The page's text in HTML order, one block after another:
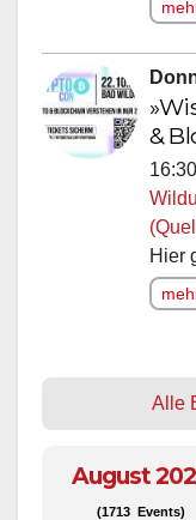
&
Hier
Alle
August
(1713 Events)